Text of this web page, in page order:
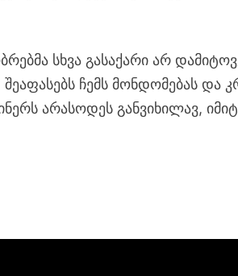
სხვა გასაქარი არ
ჩემს მონდომებას და
არასოდეს განვიხილავ,